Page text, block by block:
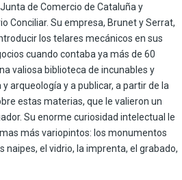
de Comercio de Cataluña y
Conciliar. Su empresa, Brunet y Serrat,
los telares mecánicos en sus
cuando contaba ya más de 60
valiosa biblioteca de incunables y
arqueología y a publicar, a partir de la
estas materias, que le valieron un
Su enorme curiosidad intelectual le
más variopintos: los monumentos
naipes, el vidrio, la imprenta, el grabado,